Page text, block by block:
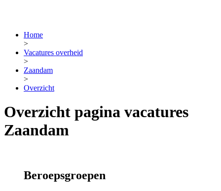
Home
>
Vacatures overheid
>
Zaandam
>
Overzicht
Overzicht pagina vacatures
Zaandam
Beroepsgroepen